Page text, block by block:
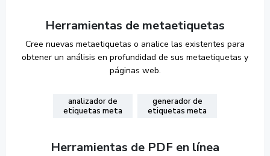
Herramientas de metaetiquetas
Cree nuevas metaetiquetas o analice las existentes para
obtener un análisis en profundidad de sus metaetiquetas y
páginas web.
analizador de
etiquetas meta
generador de
etiquetas meta
Herramientas de PDF en línea